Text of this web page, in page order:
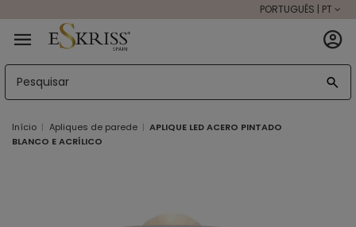
PORTUGUÊS | PT
Início Apliques de parede
APLIQUE LED ACERO PINTADO
BLANCO E ACRÍLICO